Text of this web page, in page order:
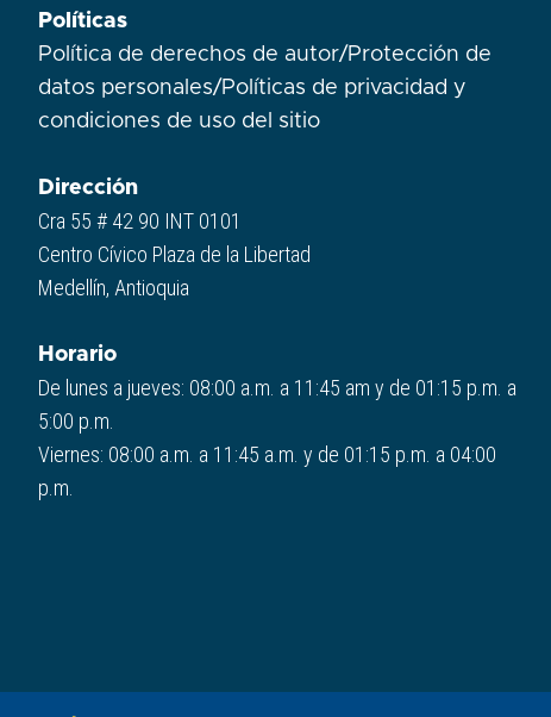
Políticas
Política de derechos de autor/Protección de
datos personales/Políticas de privacidad y
condiciones de uso del sitio​
Dirección
Cra 55 # 42 90 INT 0101
Centro Cívico Plaza de la Libertad
Medellín, Antioquia
Horario
De lunes a jueves: 08:00 a.m. a 11:45 am y de 01:15 p.m. a
5:00 p.m.
Viernes: 08:00 a.m. a 11:45 a.m. y de 01:15 p.m. a 04:00
p.m.